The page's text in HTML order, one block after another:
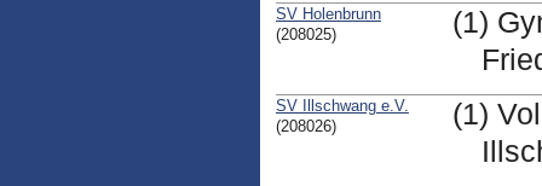
SV Holenbrunn
(208025)
(1)
SV Illschwang e.V.
(208026)
(1)